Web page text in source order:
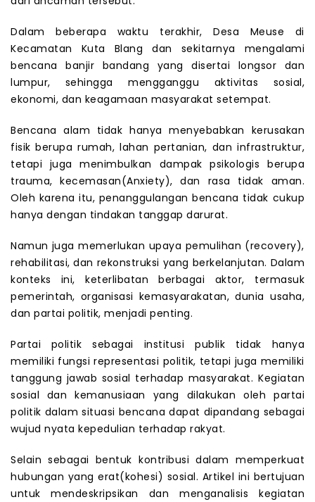
Dalam beberapa waktu terakhir, Desa Meuse di
Kecamatan Kuta Blang dan sekitarnya mengalami
bencana banjir bandang yang disertai longsor dan
lumpur, sehingga mengganggu aktivitas sosial,
ekonomi, dan keagamaan masyarakat setempat.
Bencana alam tidak hanya menyebabkan kerusakan
fisik berupa rumah, lahan pertanian, dan infrastruktur,
tetapi juga menimbulkan dampak psikologis berupa
trauma, kecemasan(Anxiety), dan rasa tidak aman.
Oleh karena itu, penanggulangan bencana tidak cukup
hanya dengan tindakan tanggap darurat.
Namun juga memerlukan upaya pemulihan (recovery),
rehabilitasi, dan rekonstruksi yang berkelanjutan. Dalam
konteks ini, keterlibatan berbagai aktor, termasuk
pemerintah, organisasi kemasyarakatan, dunia usaha,
dan partai politik, menjadi penting.
Partai politik sebagai institusi publik tidak hanya
memiliki fungsi representasi politik, tetapi juga memiliki
tanggung jawab sosial terhadap masyarakat. Kegiatan
sosial dan kemanusiaan yang dilakukan oleh partai
politik dalam situasi bencana dapat dipandang sebagai
wujud nyata kepedulian terhadap rakyat.
Selain sebagai bentuk kontribusi dalam memperkuat
hubungan yang erat(kohesi) sosial. Artikel ini bertujuan
untuk mendeskripsikan dan menganalisis kegiatan